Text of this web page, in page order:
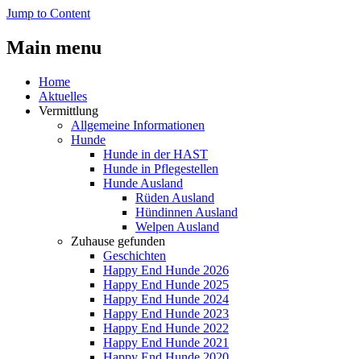
Jump to Content
Main menu
Home
Aktuelles
Vermittlung
Allgemeine Informationen
Hunde
Hunde in der HAST
Hunde in Pflegestellen
Hunde Ausland
Rüden Ausland
Hündinnen Ausland
Welpen Ausland
Zuhause gefunden
Geschichten
Happy End Hunde 2026
Happy End Hunde 2025
Happy End Hunde 2024
Happy End Hunde 2023
Happy End Hunde 2022
Happy End Hunde 2021